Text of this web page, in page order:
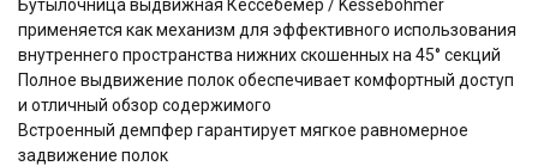
Бутылочница выдвижная Кессебёмер / Kessebohmer
применяется как механизм для эффективного использования
внутреннего пространства нижних скошенных на 45° секций
Полное выдвижение полок обеспечивает комфортный доступ
и отличный обзор содержимого
Встроенный демпфер гарантирует мягкое равномерное
задвижение полок